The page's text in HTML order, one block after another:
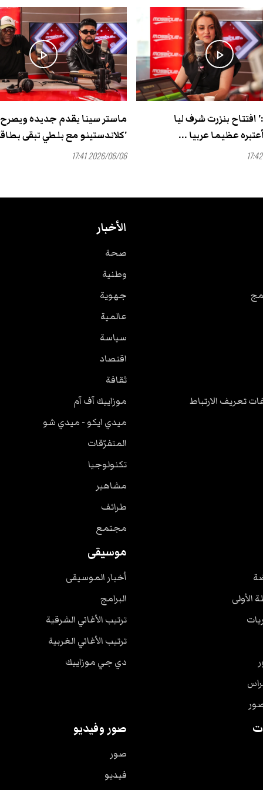
play_arrow
افتتاح بنزرت شرف ليا
عظيما عربيا ...
play_arrow
ماستر سينا يقدم جديده ويصرح
'كلاندستينو مع بلطي تبقى
2026/06/06 17:41
تعريف الارتباط
الأخبار
صحة
وطنية
جهوية
عالمية
سياسة
اقتصاد
ثقافة
موزاييك آف آم
ميدي ايكو - ميدي شو
المتفرّقات
تكنولوجيا
مشاهير
طرائف
مجتمع
الأولى
موسيقى
أخبار الموسيقى
البرامج
ترتيب الأغاني الشرقية
ترتيب الأغاني الغربية
دي جي موزاييك
صور وفيديو
صور
فيديو